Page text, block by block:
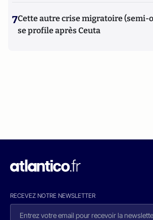
7Cette autre crise migratoire (semi-
se profile après Ceuta
RECEVEZ NOTRE NEWSLETTER